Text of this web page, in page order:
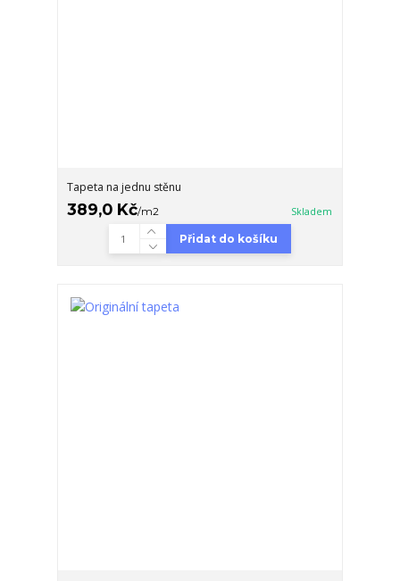
Tapeta na jednu stěnu
389,0 Kč/m2 Skladem
Přidat do košíku